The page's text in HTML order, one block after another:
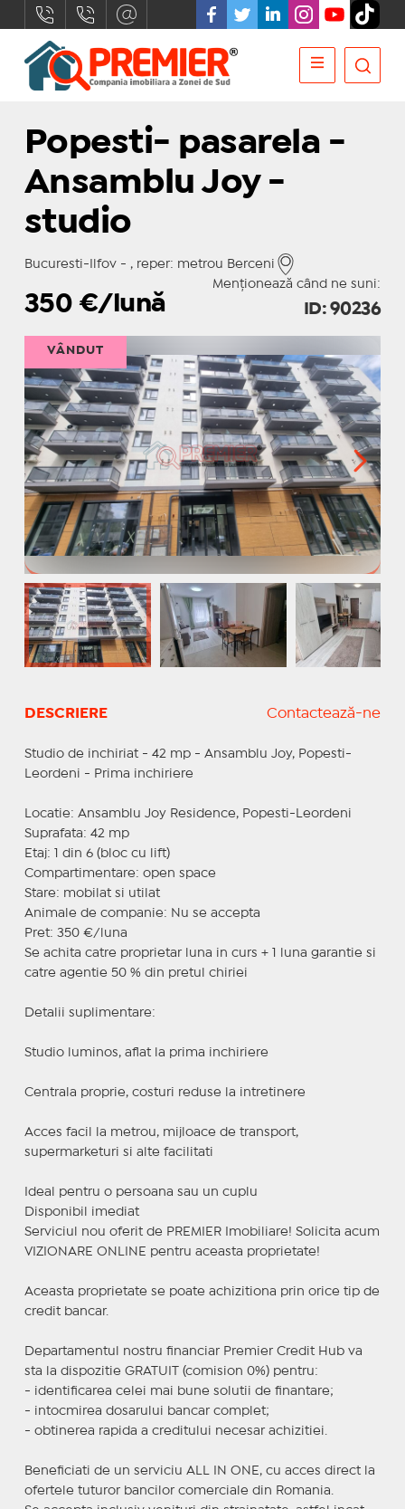
Popesti- pasarela -
Ansamblu Joy -
studio
Bucuresti-Ilfov - , reper: metrou Berceni
Menționează când ne suni:
350 €/lună ID: 90236
VÂNDUT
DESCRIERE Contactează-ne
Studio de inchiriat - 42 mp - Ansamblu Joy, Popesti-
Leordeni - Prima inchiriere
Locatie: Ansamblu Joy Residence, Popesti-Leordeni
Suprafata: 42 mp
Etaj: 1 din 6 (bloc cu lift)
Compartimentare: open space
Stare: mobilat si utilat
Animale de companie: Nu se accepta
Pret: 350 €/luna
Se achita catre proprietar luna in curs + 1 luna garantie si
catre agentie 50 % din pretul chiriei
Detalii suplimentare:
Studio luminos, aflat la prima inchiriere
Centrala proprie, costuri reduse la intretinere
Acces facil la metrou, mijloace de transport,
supermarketuri si alte facilitati
Ideal pentru o persoana sau un cuplu
Disponibil imediat
Serviciul nou oferit de PREMIER Imobiliare! Solicita acum
VIZIONARE ONLINE pentru aceasta proprietate!
Aceasta proprietate se poate achizitiona prin orice tip de
credit bancar.
Departamentul nostru financiar Premier Credit Hub va
sta la dispozitie GRATUIT (comision 0%) pentru:
- identificarea celei mai bune solutii de finantare;
- intocmirea dosarului bancar complet;
- obtinerea rapida a creditului necesar achizitiei.
Beneficiati de un serviciu ALL IN ONE, cu acces direct la
ofertele tuturor bancilor comerciale din Romania.